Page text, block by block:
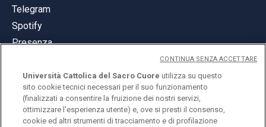
Telegram
Spotify
Presenza
© Università Cattolica del Sacro Cuore
Università Cattolica del Sacro Cuore utilizza su questo
sito cookie tecnici necessari per il suo funzionamento
(finalizzati a consentire la fruizione dei nostri servizi,
ottimizzare l'esperienza utente) e, ove si presti il consenso,
cookie ed altri strumenti di tracciamento e di profilazione
CONTINUA SENZA ACCETTARE